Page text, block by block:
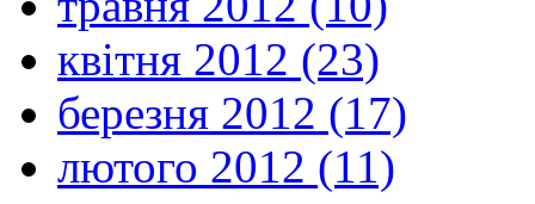
квітня 2012 (23)
березня 2012 (17)
лютого 2012 (11)